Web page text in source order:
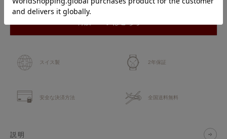
スイス製 2年保証
安全な決済方法 全国送料無料
説明